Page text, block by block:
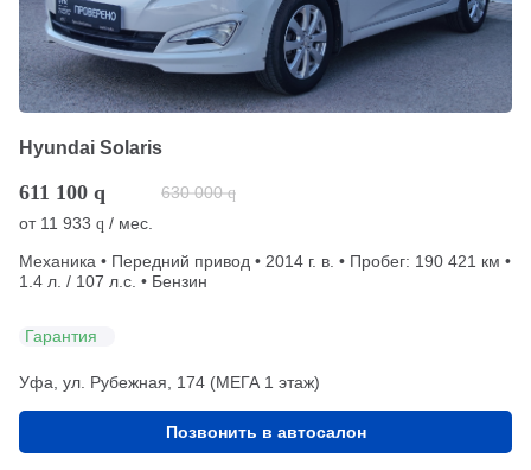
Hyundai Solaris
611 100 q 630 000 q
от 11 933 q / мес.
Механика • Передний привод • 2014 г. в. • Пробег: 190 421 км •
1.4 л. / 107 л.с. • Бензин
Гарантия
Уфа, ул. Рубежная, 174 (МЕГА 1 этаж)
Позвонить в автосалон